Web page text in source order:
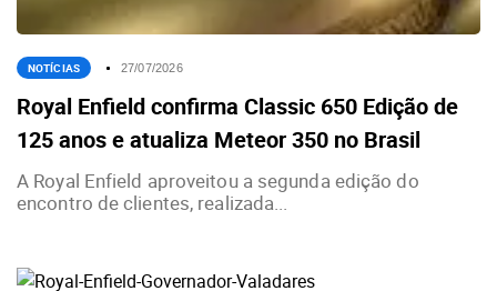
NOTÍCIAS 27/07/2026
Royal Enfield confirma Classic 650 Edição de
125 anos e atualiza Meteor 350 no Brasil
A Royal Enfield aproveitou a segunda edição do
encontro de clientes, realizada...